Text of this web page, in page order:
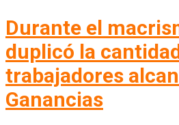
Durante el
duplicó la
trabajadores
Ganancias